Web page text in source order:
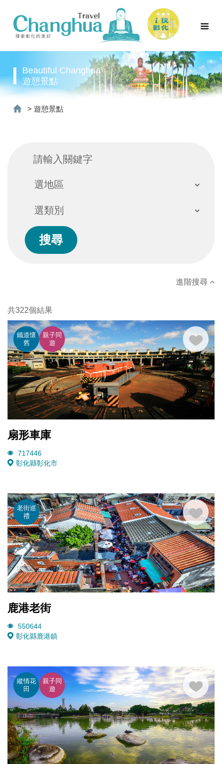
Beautiful Changhua
遊憩景點
> 遊憩景點
進階搜尋
共322個結果
鐵道懷
舊
親子同
遊
扇形車庫
717446
彰化縣彰化市
老街巡
禮
鹿港老街
550644
彰化縣鹿港鎮
縱情花
田
親子同
遊